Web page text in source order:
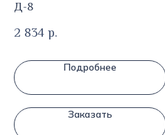
Д-8
2 834 р.
Подробнее
Заказать